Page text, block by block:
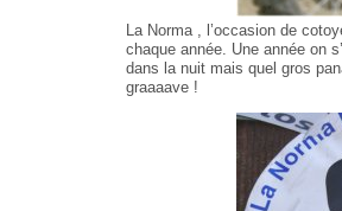
La Norma , l’occasion de
chaque année. Une année on
dans la nuit mais quel gros
graaaave !